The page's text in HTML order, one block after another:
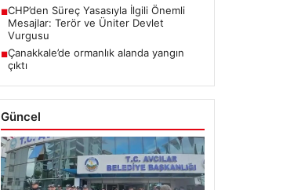
■CHP’den Süreç Yasasıyla İlgili Önemli
Mesajlar: Terör ve Üniter Devlet
Vurgusu
■Çanakkale’de ormanlık alanda yangın
çıktı
Güncel